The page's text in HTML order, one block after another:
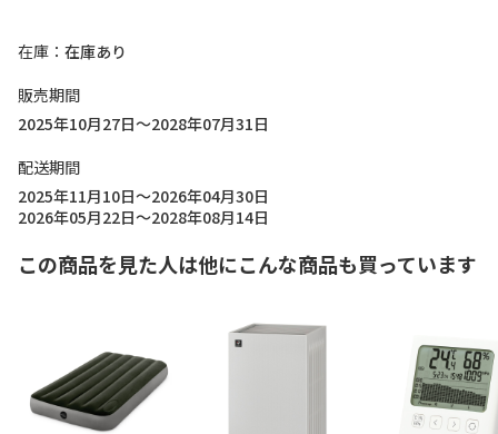
在庫
在庫あり
販売期間
2025年10月27日～2028年07月31日
配送期間
2025年11月10日～2026年04月30日
2026年05月22日～2028年08月14日
この商品を見た人は他にこんな商品も買っています